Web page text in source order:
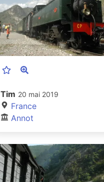
Tim 20 mai 2019
France
Annot